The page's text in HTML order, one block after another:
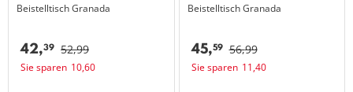
BeistelltischGranada
52,99
42,39
10,60
Sie sparen
BeistelltischGranada
56,99
45,59
11,40
Sie sparen